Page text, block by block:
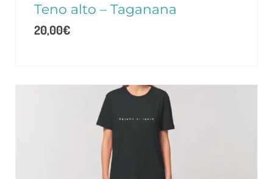
Teno alto – Taganana
20,00€